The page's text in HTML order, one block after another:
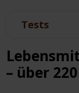
Tests
– über